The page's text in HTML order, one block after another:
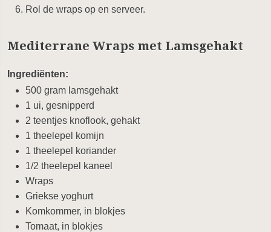
Rol de wraps op en serveer.
Mediterrane Wraps met Lamsgehakt
Ingrediënten:
500 gram lamsgehakt
1 ui, gesnipperd
2 teentjes knoflook, gehakt
1 theelepel komijn
1 theelepel koriander
1/2 theelepel kaneel
Wraps
Griekse yoghurt
Komkommer, in blokjes
Tomaat, in blokjes